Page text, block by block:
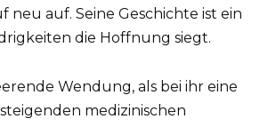
auf. Seine Geschichte ist ein
die Hoffnung siegt.
Wendung, als bei ihr eine
medizinischen